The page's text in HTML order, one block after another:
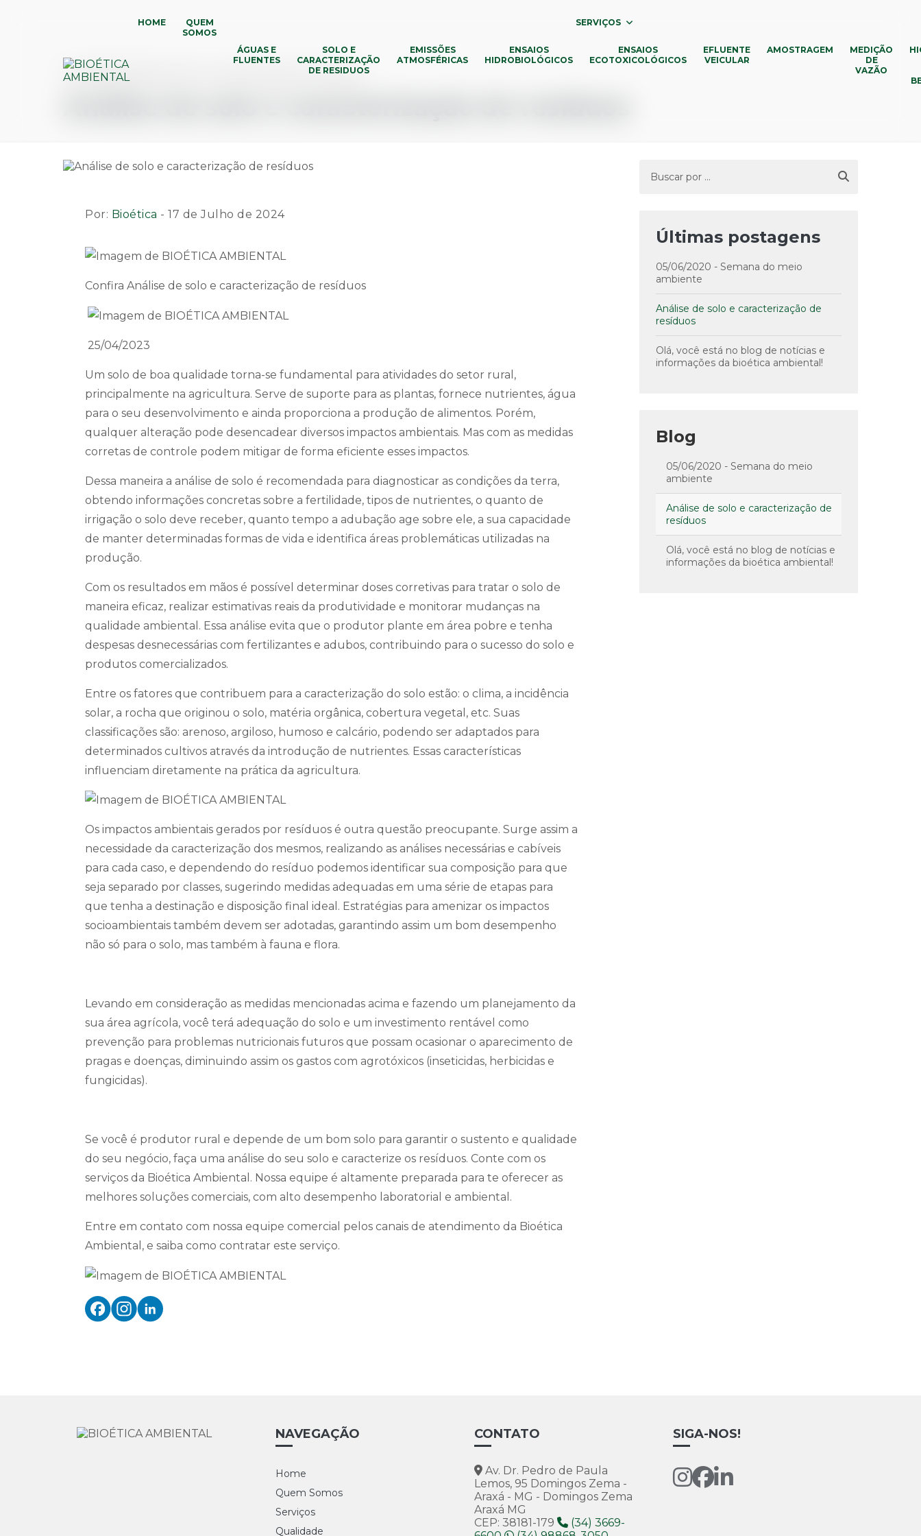
HOME
QUEM
SOMOS
SERVIÇOS
ÁGUAS E
FLUENTES
SOLO E
CARACTERIZAÇÃO
DE RESIDUOS
EMISSÕES
ATMOSFÉRICAS
ENSAIOS
HIDROBIOLÓGICOS
ENSAIOS
ECOTOXICOLÓGICOS
EFLUENTE
VEICULAR
AMOSTRAGEM
MEDIÇÃO
DE
VAZÃO
HomeBlogAnálise de solo e caracterização de resíduos
Por: Bioética - 17 de Julho de 2024
Confira Análise de solo e caracterização de resíduos
25/04/2023
Um solo de boa qualidade torna-se fundamental para atividades do setor rural,
principalmente na agricultura. Serve de suporte para as plantas, fornece nutrientes, água
para o seu desenvolvimento e ainda proporciona a produção de alimentos. Porém,
qualquer alteração pode desencadear diversos impactos ambientais. Mas com as medidas
corretas de controle podem mitigar de forma eficiente esses impactos.
Dessa maneira a análise de solo é recomendada para diagnosticar as condições da terra,
obtendo informações concretas sobre a fertilidade, tipos de nutrientes, o quanto de
irrigação o solo deve receber, quanto tempo a adubação age sobre ele, a sua capacidade
de manter determinadas formas de vida e identifica áreas problemáticas utilizadas na
produção.
Com os resultados em mãos é possível determinar doses corretivas para tratar o solo de
maneira eficaz, realizar estimativas reais da produtividade e monitorar mudanças na
qualidade ambiental. Essa análise evita que o produtor plante em área pobre e tenha
despesas desnecessárias com fertilizantes e adubos, contribuindo para o sucesso do solo e
produtos comercializados.
Entre os fatores que contribuem para a caracterização do solo estão: o clima, a incidência
solar, a rocha que originou o solo, matéria orgânica, cobertura vegetal, etc. Suas
classificações são: arenoso, argiloso, humoso e calcário, podendo ser adaptados para
determinados cultivos através da introdução de nutrientes. Essas características
influenciam diretamente na prática da agricultura.
Os impactos ambientais gerados por resíduos é outra questão preocupante. Surge assim a
necessidade da caracterização dos mesmos, realizando as análises necessárias e cabíveis
para cada caso, e dependendo do resíduo podemos identificar sua composição para que
seja separado por classes, sugerindo medidas adequadas em uma série de etapas para
que tenha a destinação e disposição final ideal. Estratégias para amenizar os impactos
socioambientais também devem ser adotadas, garantindo assim um bom desempenho
não só para o solo, mas também à fauna e flora.
Levando em consideração as medidas mencionadas acima e fazendo um planejamento da
sua área agrícola, você terá adequação do solo e um investimento rentável como
prevenção para problemas nutricionais futuros que possam ocasionar o aparecimento de
pragas e doenças, diminuindo assim os gastos com agrotóxicos (inseticidas, herbicidas e
fungicidas).
Se você é produtor rural e depende de um bom solo para garantir o sustento e qualidade
do seu negócio, faça uma análise do seu solo e caracterize os resíduos. Conte com os
serviços da Bioética Ambiental. Nossa equipe é altamente preparada para te oferecer as
melhores soluções comerciais, com alto desempenho laboratorial e ambiental.
Entre em contato com nossa equipe comercial pelos canais de atendimento da Bioética
Ambiental, e saiba como contratar este serviço.
Últimas postagens
05/06/2020 - Semana do meio
ambiente
Análise de solo e caracterização de
resíduos
Olá, você está no blog de notícias e
informações da bioética ambiental!
Blog
05/06/2020 - Semana do meio
ambiente
Análise de solo e caracterização de
resíduos
Olá, você está no blog de notícias e
informações da bioética ambiental!
NAVEGAÇÃO
Home
Quem Somos
Serviços
Qualidade
CONTATO
Av. Dr. Pedro de Paula
Lemos, 95 Domingos Zema -
Araxá - MG - Domingos Zema
Araxá MG
CEP: 38181-179
(34) 3669-
SIGA-NOS!